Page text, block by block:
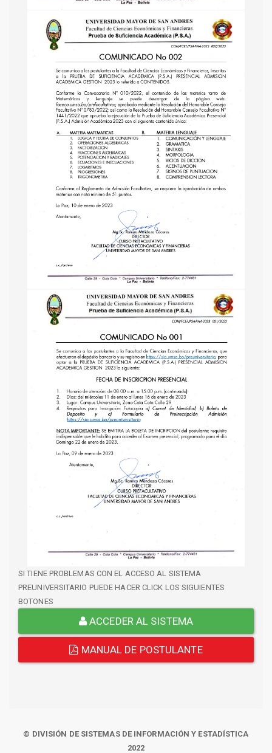
SI TIENE PROBLEMAS CON EL ACCESO AL SISTEMA
PREUNIVERSITARIO PUEDE HACER CLICK LOS SIGUIENTES
BOTONES
ACCEDER AL SISTEMA
MANUAL DE POSTULANTE
© DIVISIÓN DE SISTEMAS DE INFORMACIÓN Y ESTADÍSTICA
2022